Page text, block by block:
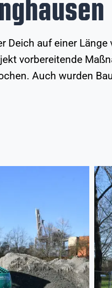
Deich auf einer
vorbereitende
Auch wurden